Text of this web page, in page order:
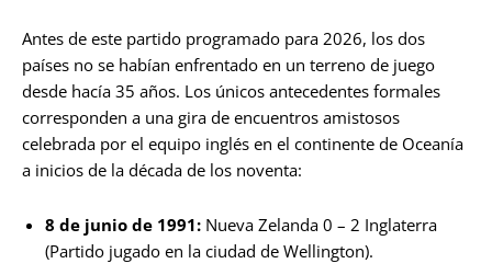
Antes de este partido programado para 2026, los dos
países no se habían enfrentado en un terreno de juego
desde hacía 35 años. Los únicos antecedentes formales
corresponden a una gira de encuentros amistosos
celebrada por el equipo inglés en el continente de Oceanía
a inicios de la década de los noventa:
8 de junio de 1991: Nueva Zelanda 0 – 2 Inglaterra
(Partido jugado en la ciudad de Wellington).